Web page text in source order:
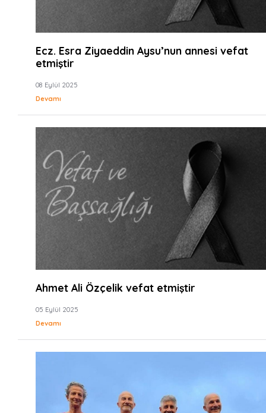
Ecz. Esra Ziyaeddin Aysu’nun annesi vefat
etmiştir
08 Eylül 2025
Devamı
Ahmet Ali Özçelik vefat etmiştir
05 Eylül 2025
Devamı